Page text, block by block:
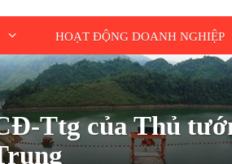
HOẠT ĐỘNG DOANH NGHIỆP
Ttg của Thủ